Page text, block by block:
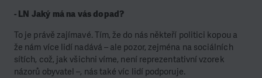
- LN Jaký má na vás dopad?
To je právě zajímavé. Tím, že do nás někteří politici kopou a
že nám více lidí nadává – ale pozor, zejména na sociálních
sítích, což, jak všichni víme, není reprezentativní vzorek
názorů obyvatel –, nás také víc lidí podporuje.